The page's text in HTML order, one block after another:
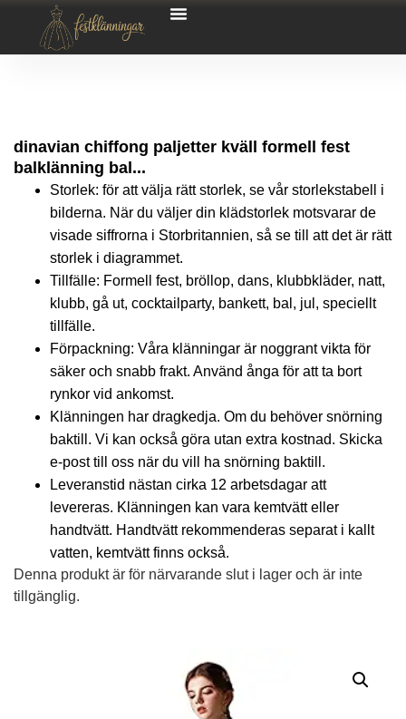
dinavian chiffong paljetter kväll formell fest
balklänning bal...
Storlek: för att välja rätt storlek, se vår storlekstabell i
bilderna. När du väljer din klädstorlek motsvarar de
visade siffrorna i Storbritannien, så se till att det är rätt
storlek i diagrammet.
Tillfälle: Formell fest, bröllop, dans, klubbkläder, natt,
klubb, gå ut, cocktailparty, bankett, bal, jul, speciellt
tillfälle.
Förpackning: Våra klänningar är noggrant vikta för
säker och snabb frakt. Använd ånga för att ta bort
rynkor vid ankomst.
Klänningen har dragkedja. Om du behöver snörning
baktill. Vi kan också göra utan extra kostnad. Skicka
e-post till oss när du vill ha snörning baktill.
Leveranstid nästan cirka 12 arbetsdagar att
levereras. Klänningen kan vara kemtvätt eller
handtvätt. Handtvätt rekommenderas separat i kallt
vatten, kemtvätt finns också.
Denna produkt är för närvarande slut i lager och är inte
tillgänglig.